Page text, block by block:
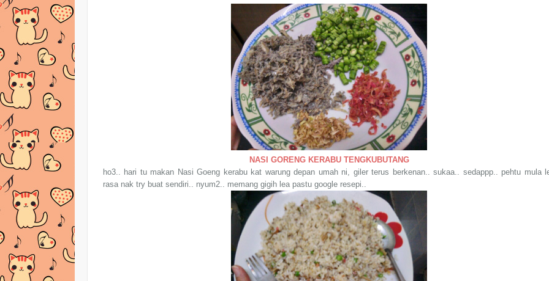
NASI GORENG KERABU TENGKUBUTANG
ho3.. hari tu makan Nasi Goeng kerabu kat warung depan umah ni, giler terus berkenan.. sukaa.. sedappp.. pehtu mula
rasa nak try buat sendiri.. nyum2.. memang gigih lea pastu google resepi..